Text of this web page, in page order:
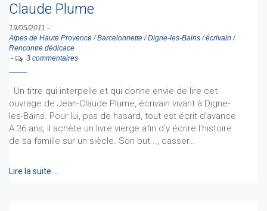
Claude Plume
19/05/2011 -
Alpes de Haute Provence/Barcelonnette/Digne-les-Bains/écrivain /
Rencontre dédicace
-
3 commentaires
Un titre qui interpelle et qui donne envie de lire cet
ouvrage de Jean-Claude Plume, écrivain vivant à Digne-
les-Bains. Pour lui, pas de hasard, tout est écrit d'avance.
A 36 ans, il achète un livre vierge afin d'y écrire l'histoire
de sa famille sur un siècle. Son but..., casser…
Lire la suite …